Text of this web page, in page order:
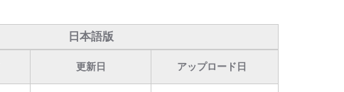
日本語版
更新日 アップロード日